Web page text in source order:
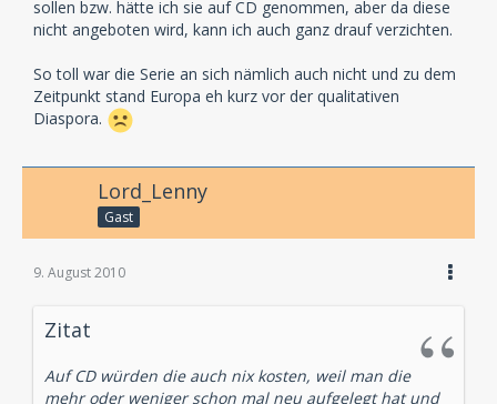
sollen bzw. hätte ich sie auf CD genommen, aber da diese
nicht angeboten wird, kann ich auch ganz drauf verzichten.
So toll war die Serie an sich nämlich auch nicht und zu dem
Zeitpunkt stand Europa eh kurz vor der qualitativen
Diaspora.
Lord_Lenny
Gast
9. August 2010
Zitat
Auf CD würden die auch nix kosten, weil man die
mehr oder weniger schon mal neu aufgelegt hat und